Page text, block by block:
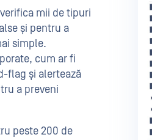
mii de tipuri
și pentru a
simple.
cum ar fi
flag și alertează
a preveni
peste 200 de